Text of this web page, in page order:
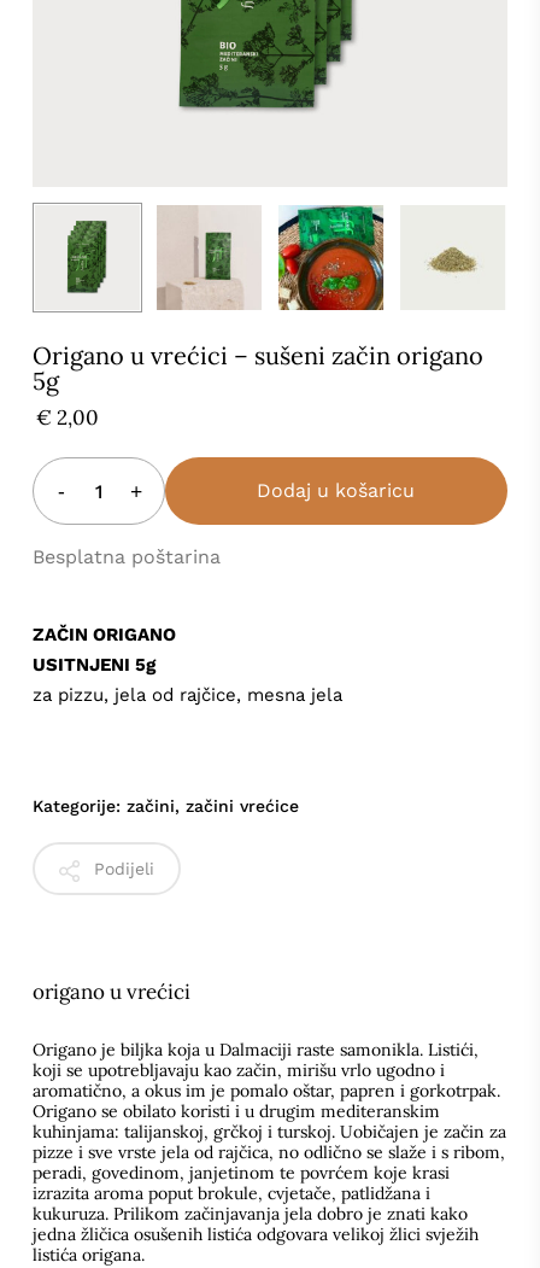
Origano u vrećici – sušeni začin origano
5g
€ 2,00
Dodaj u košaricu
Besplatna poštarina
ZAČIN ORIGANO
USITNJENI 5g
za pizzu, jela od rajčice, mesna jela
Kategorije: začini, začini vrećice
Podijeli
origano u vrećici
Origano je biljka koja u Dalmaciji raste samonikla. Listići,
koji se upotrebljavaju kao začin, mirišu vrlo ugodno i
aromatično, a okus im je pomalo oštar, papren i gorkotrpak.
Origano se obilato koristi i u drugim mediteranskim
kuhinjama: talijanskoj, grčkoj i turskoj. Uobičajen je začin za
pizze i sve vrste jela od rajčica, no odlično se slaže i s ribom,
peradi, govedinom, janjetinom te povrćem koje krasi
izrazita aroma poput brokule, cvjetače, patlidžana i
kukuruza. Prilikom začinjavanja jela dobro je znati kako
jedna žličica osušenih listića odgovara velikoj žlici svježih
listića origana.
Naziv*
E-pošta*